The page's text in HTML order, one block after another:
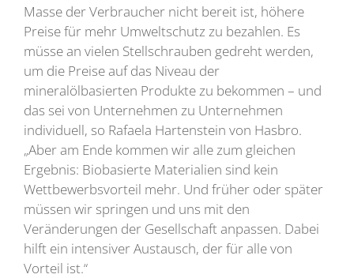
Masse der Verbraucher nicht bereit ist, höhere
Preise für mehr Umweltschutz zu bezahlen. Es
müsse an vielen Stellschrauben gedreht werden,
um die Preise auf das Niveau der
mineralölbasierten Produkte zu bekommen – und
das sei von Unternehmen zu Unternehmen
individuell, so Rafaela Hartenstein von Hasbro.
„Aber am Ende kommen wir alle zum gleichen
Ergebnis: Biobasierte Materialien sind kein
Wettbewerbsvorteil mehr. Und früher oder später
müssen wir springen und uns mit den
Veränderungen der Gesellschaft anpassen. Dabei
hilft ein intensiver Austausch, der für alle von
Vorteil ist.“